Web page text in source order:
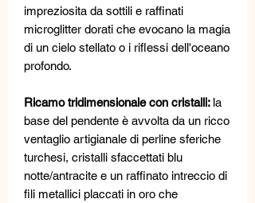
impreziosita da sottili e raffinati
microglitter dorati che evocano la magia
di un cielo stellato o i riflessi dell'oceano
profondo.
Ricamo tridimensionale con cristalli: la
base del pendente è avvolta da un ricco
ventaglio artigianale di perline sferiche
turchesi, cristalli sfaccettati blu
notte/antracite e un raffinato intreccio di
fili metallici placcati in oro che